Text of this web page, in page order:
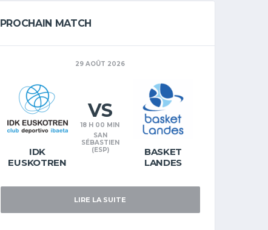
PROCHAIN MATCH
29 AOÛT 2026
IDK
EUSKOTREN
BASKET
LANDES
VS
18 H 00 MIN
SAN
SÉBASTIEN
(ESP)
LIRE LA SUITE